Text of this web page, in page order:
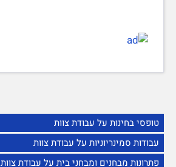
טופסי בחינות על עבודת צוות
עבודות סמינריוניות על עבודת צוות
פתרונות מבחנים ומבחני בית על עבודת צוות